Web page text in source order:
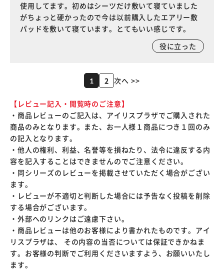
使用してます。初めはシーツだけ敷いて寝ていました
がちょっと硬かったので今は以前購入したエアリー敷
パッドを敷いて寝ています。とてもいい感じです。
役に立った
1 2 次へ >>
【レビュー記入・閲覧時のご注意】
・商品レビューのご記入は、アイリスプラザでご購入された
商品のみとなります。また、お一人様１商品につき１回のみ
の記入となります。
・他人の権利、利益、名誉等を損ねたり、法令に違反する内
容を記入することはできませんのでご注意ください。
・同シリーズのレビューを掲載させていただく場合がござい
ます。
・レビューが不適切と判断した場合には予告なく投稿を削除
する場合がございます。
・外部へのリンクはご遠慮下さい。
・商品レビューは他のお客様により書かれたものです。アイ
リスプラザは、 その内容の当否については保証できかねま
す。お客様の判断でご利用くださいますよう、お願いいたし
ます。